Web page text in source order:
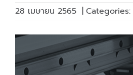
28 เมษายน 2565 | Categories: